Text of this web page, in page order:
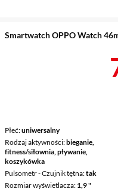
Smartwatch OPPO Watch
Płeć uniwersalny
Rodzaj aktywności bieganie,
fitness/siłownia, pływanie,
koszykówka
Pulsometr - Czujnik tętna tak
Rozmiar wyświetlacza 1,9 "